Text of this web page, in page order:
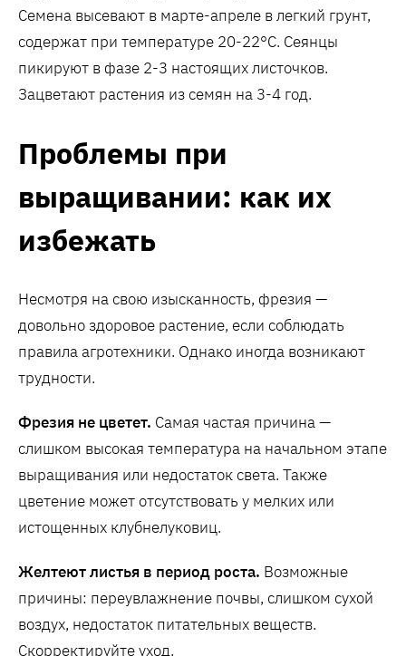
Семена высевают в марте-апреле в легкий грунт,
содержат при температуре 20-22°C. Сеянцы
пикируют в фазе 2-3 настоящих листочков.
Зацветают растения из семян на 3-4 год.
Проблемы при
выращивании: как их
избежать
Несмотря на свою изысканность, фрезия —
довольно здоровое растение, если соблюдать
правила агротехники. Однако иногда возникают
трудности.
Фрезия не цветет. Самая частая причина —
слишком высокая температура на начальном этапе
выращивания или недостаток света. Также
цветение может отсутствовать у мелких или
истощенных клубнелуковиц.
Желтеют листья в период роста. Возможные
причины: переувлажнение почвы, слишком сухой
воздух, недостаток питательных веществ.
Скорректируйте уход.